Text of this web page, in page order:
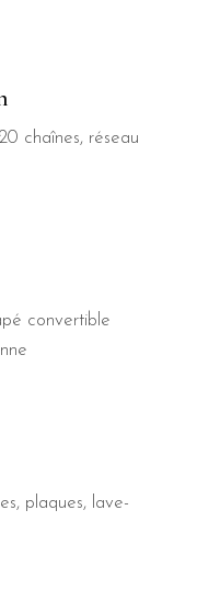
chaînes, réseau
convertible
plaques, lave-